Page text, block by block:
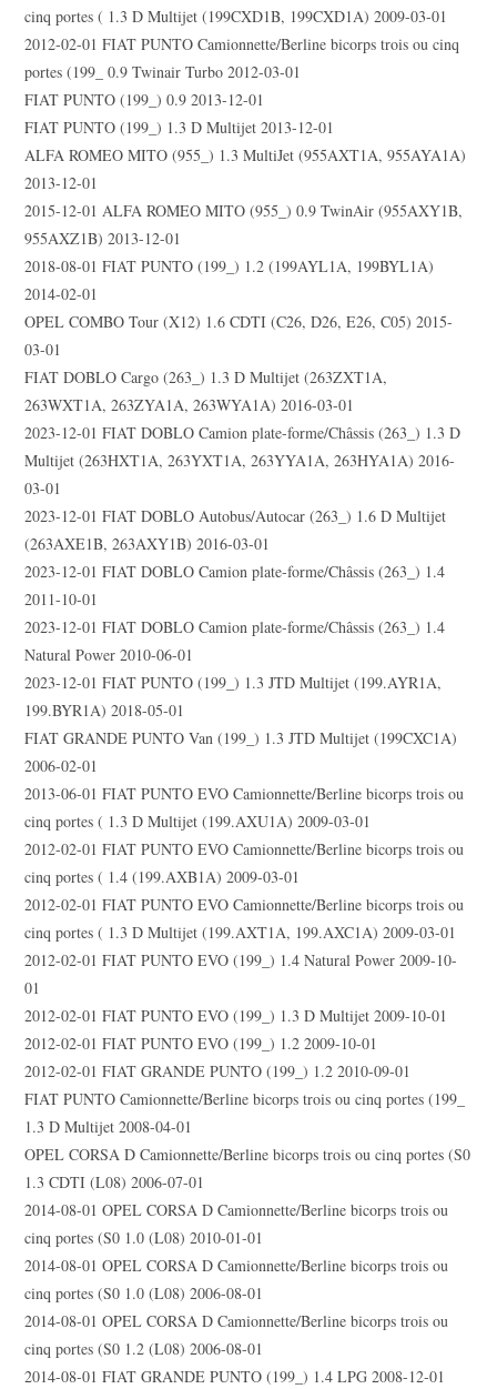
cinq portes ( 1.3 D Multijet (199CXD1B, 199CXD1A) 2009-03-01
2012-02-01 FIAT PUNTO Camionnette/Berline bicorps trois ou cinq
portes (199_ 0.9 Twinair Turbo 2012-03-01
FIAT PUNTO (199_) 0.9 2013-12-01
FIAT PUNTO (199_) 1.3 D Multijet 2013-12-01
ALFA ROMEO MITO (955_) 1.3 MultiJet (955AXT1A, 955AYA1A)
2013-12-01
2015-12-01 ALFA ROMEO MITO (955_) 0.9 TwinAir (955AXY1B,
955AXZ1B) 2013-12-01
2018-08-01 FIAT PUNTO (199_) 1.2 (199AYL1A, 199BYL1A)
2014-02-01
OPEL COMBO Tour (X12) 1.6 CDTI (C26, D26, E26, C05) 2015-
03-01
FIAT DOBLO Cargo (263_) 1.3 D Multijet (263ZXT1A,
263WXT1A, 263ZYA1A, 263WYA1A) 2016-03-01
2023-12-01 FIAT DOBLO Camion plate-forme/Châssis (263_) 1.3 D
Multijet (263HXT1A, 263YXT1A, 263YYA1A, 263HYA1A) 2016-
03-01
2023-12-01 FIAT DOBLO Autobus/Autocar (263_) 1.6 D Multijet
(263AXE1B, 263AXY1B) 2016-03-01
2023-12-01 FIAT DOBLO Camion plate-forme/Châssis (263_) 1.4
2011-10-01
2023-12-01 FIAT DOBLO Camion plate-forme/Châssis (263_) 1.4
Natural Power 2010-06-01
2023-12-01 FIAT PUNTO (199_) 1.3 JTD Multijet (199.AYR1A,
199.BYR1A) 2018-05-01
FIAT GRANDE PUNTO Van (199_) 1.3 JTD Multijet (199CXC1A)
2006-02-01
2013-06-01 FIAT PUNTO EVO Camionnette/Berline bicorps trois ou
cinq portes ( 1.3 D Multijet (199.AXU1A) 2009-03-01
2012-02-01 FIAT PUNTO EVO Camionnette/Berline bicorps trois ou
cinq portes ( 1.4 (199.AXB1A) 2009-03-01
2012-02-01 FIAT PUNTO EVO Camionnette/Berline bicorps trois ou
cinq portes ( 1.3 D Multijet (199.AXT1A, 199.AXC1A) 2009-03-01
2012-02-01 FIAT PUNTO EVO (199_) 1.4 Natural Power 2009-10-
01
2012-02-01 FIAT PUNTO EVO (199_) 1.3 D Multijet 2009-10-01
2012-02-01 FIAT PUNTO EVO (199_) 1.2 2009-10-01
2012-02-01 FIAT GRANDE PUNTO (199_) 1.2 2010-09-01
FIAT PUNTO Camionnette/Berline bicorps trois ou cinq portes (199_
1.3 D Multijet 2008-04-01
OPEL CORSA D Camionnette/Berline bicorps trois ou cinq portes (S0
1.3 CDTI (L08) 2006-07-01
2014-08-01 OPEL CORSA D Camionnette/Berline bicorps trois ou
cinq portes (S0 1.0 (L08) 2010-01-01
2014-08-01 OPEL CORSA D Camionnette/Berline bicorps trois ou
cinq portes (S0 1.0 (L08) 2006-08-01
2014-08-01 OPEL CORSA D Camionnette/Berline bicorps trois ou
cinq portes (S0 1.2 (L08) 2006-08-01
2014-08-01 FIAT GRANDE PUNTO (199_) 1.4 LPG 2008-12-01